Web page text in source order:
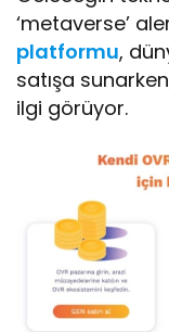
‘metaverse’
platformu,
satışa
ilgi görüyor.